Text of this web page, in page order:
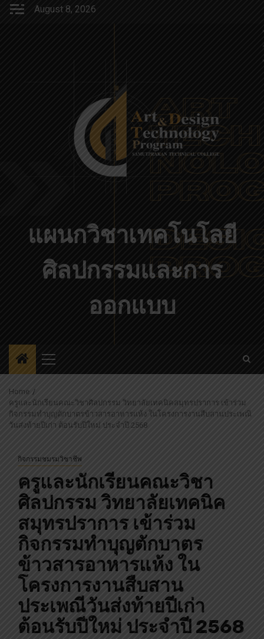
Skip
August 8, 2026
แผนกวิชาเทคโนโลยี
ศิลปกรรมและการ
ออกแบบ
Primary
Menu
Home
ครูและนักเรียนคณะวิชาศิลปกรรม วิทยาลัยเทคนิคสมุทรปราการ เข้าร่วม
กิจกรรมทำบุญตักบาตรข้าวสารอาหารแห้ง ในโครงการงานสืบสานประเพณี
วันส่งท้ายปีเก่า ต้อนรับปีใหม่ ประจำปี 2568
กิจกรรมชมรมวิชาชีพ
ครูและนักเรียนคณะวิชา
ศิลปกรรม วิทยาลัยเทคนิค
สมุทรปราการ เข้าร่วม
กิจกรรมทำบุญตักบาตร
ข้าวสารอาหารแห้ง ใน
โครงการงานสืบสาน
ประเพณีวันส่งท้ายปีเก่า
ต้อนรับปีใหม่ ประจำปี 2568